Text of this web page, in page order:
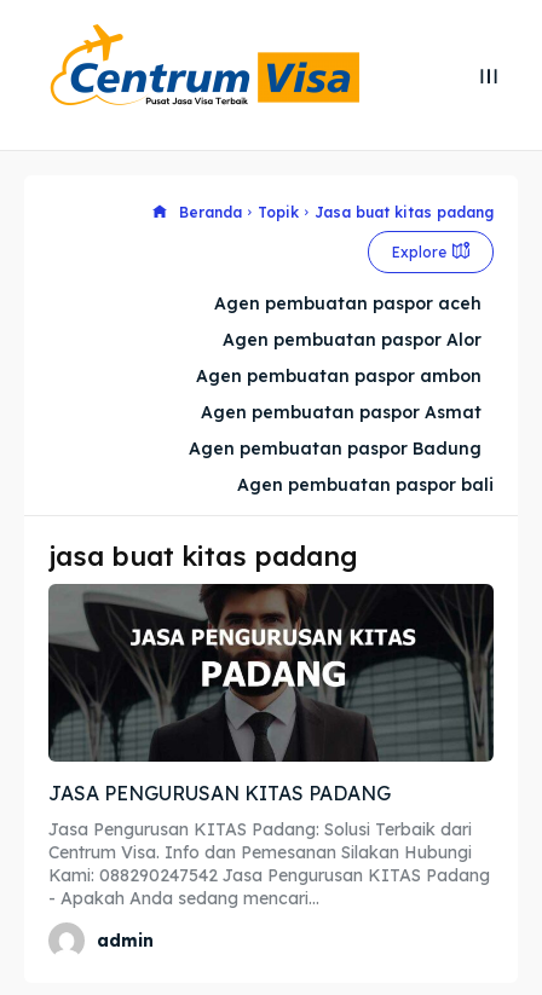
Cari
Cari
Explore our destinations
Imta
Legalisir
Apostille
Penerjemah
Asuransi
Blog
Explore our destinations
Imta
Legalisir
Apostille
Penerjemah
Asuransi
Blog
Beranda Topik Jasa buat kitas padang
Explore
Agen pembuatan paspor aceh
Agen pembuatan paspor Alor
Agen pembuatan paspor ambon
Agen pembuatan paspor Asmat
Agen pembuatan paspor Badung
Agen pembuatan paspor bali
jasa buat kitas padang
JASA PENGURUSAN KITAS PADANG
Jasa Pengurusan KITAS Padang: Solusi Terbaik dari
Centrum Visa. Info dan Pemesanan Silakan Hubungi
Kami: 088290247542 Jasa Pengurusan KITAS Padang
- Apakah Anda sedang mencari...
admin